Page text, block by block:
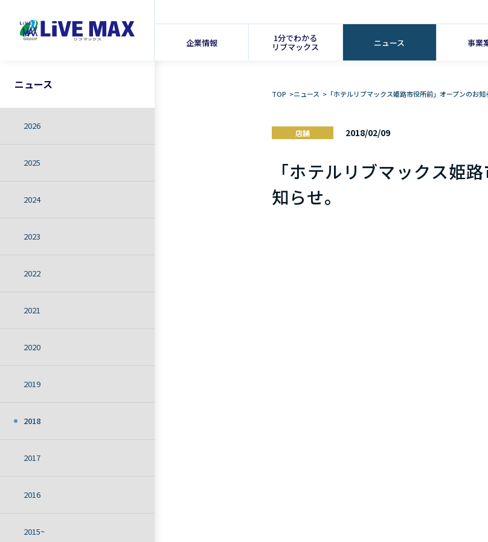
企業情報 1分でわかる
リブマックス ニュース 事業
ニュース
2026
2025
2024
2023
2022
2021
2020
2019
2018
2017
2016
2015~
TOP >ニュース > 「ホテルリブマックス姫路市役所前」オープンのお知
店舗 2018/02/09
「ホテルリブマックス姫
知らせ。